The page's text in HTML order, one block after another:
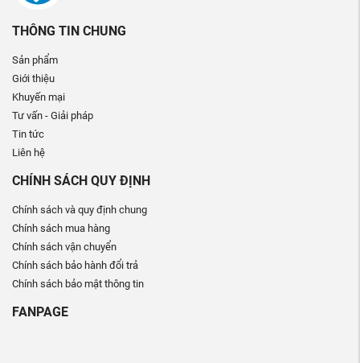
THÔNG TIN CHUNG
Sản phẩm
Giới thiệu
Khuyến mại
Tư vấn - Giải pháp
Tin tức
Liên hệ
CHÍNH SÁCH QUY ĐỊNH
Chính sách và quy định chung
Chính sách mua hàng
Chính sách vận chuyển
Chính sách bảo hành đổi trả
Chính sách bảo mật thông tin
FANPAGE